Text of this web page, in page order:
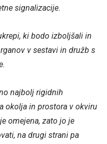
signalizacije.
ki bodo izboljšali in
v sestavi in družb s
najbolj rigidnih
okolja in prostora v okviru
omejena, zato jo je
na drugi strani pa